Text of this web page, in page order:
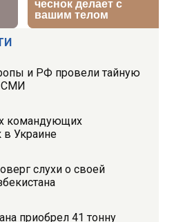
и РФ провели тайную
СМИ
командующих
в Украине
слухи о своей
приобрел 41 тонну